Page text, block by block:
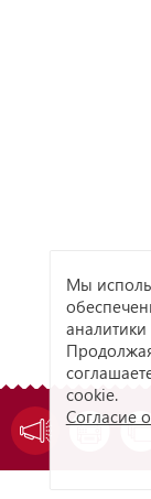
Мы
cookie.
Согласие